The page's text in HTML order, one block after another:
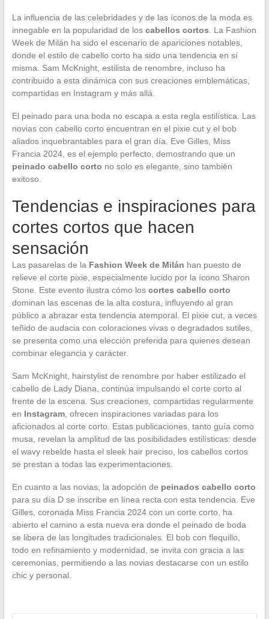
La influencia de las celebridades y de las íconos de la moda es
innegable en la popularidad de los cabellos cortos . La Fashion
Week de Milán ha sido el escenario de apariciones notables,
donde el estilo de cabello corto ha sido una tendencia en sí
misma. Sam McKnight, estilista de renombre, incluso ha
contribuido a esta dinámica con sus creaciones emblemáticas,
compartidas en Instagram y más allá.
El peinado para una boda no escapa a esta regla estilística. Las
novias con cabello corto encuentran en el pixie cut y el bob
aliados inquebrantables para el gran día. Eve Gilles, Miss
Francia 2024, es el ejemplo perfecto, demostrando que un
peinado cabello corto no solo es elegante, sino también
exitoso.
Tendencias e inspiraciones para
cortes cortos que hacen
sensación
Las pasarelas de la Fashion Week de Milán han puesto de
relieve el corte pixie, especialmente lucido por la ícono Sharon
Stone. Este evento ilustra cómo los cortes cabello corto
dominan las escenas de la alta costura, influyendo al gran
público a abrazar esta tendencia atemporal. El pixie cut, a veces
teñido de audacia con coloraciones vivas o degradados sutiles,
se presenta como una elección preferida para quienes desean
combinar elegancia y carácter.
Sam McKnight, hairstylist de renombre por haber estilizado el
cabello de Lady Diana, continúa impulsando el corte corto al
frente de la escena. Sus creaciones, compartidas regularmente
en Instagram, ofrecen inspiraciones variadas para los
aficionados al corte corto. Estas publicaciones, tanto guía como
musa, revelan la amplitud de las posibilidades estilísticas: desde
el wavy rebelde hasta el sleek hair preciso, los cabellos cortos
se prestan a todas las experimentaciones.
En cuanto a las novias, la adopción de peinados cabello corto
para su día D se inscribe en línea recta con esta tendencia. Eve
Gilles, coronada Miss Francia 2024 con un corte corto, ha
abierto el camino a esta nueva era donde el peinado de boda
se libera de las longitudes tradicionales. El bob con flequillo,
todo en refinamiento y modernidad, se invita con gracia a las
ceremonias, permitiendo a las novias destacarse con un estilo
chic y personal.